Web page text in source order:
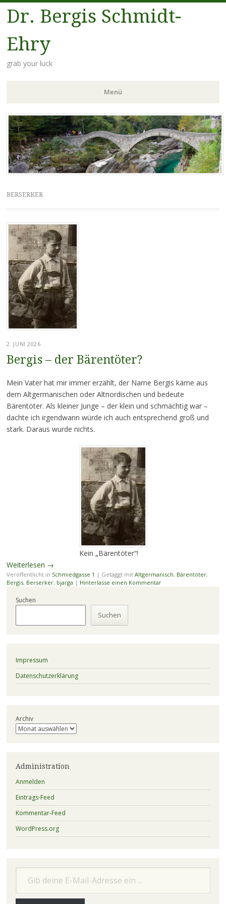
Dr. Bergis Schmidt-
Ehry
grab your luck
Menü
Zum
Inhalt
springen
BERSERKER
2. JUNI 2026
Bergis – der Bärentöter?
Mein Vater hat mir immer erzählt, der Name Bergis käme aus
dem Altgermanischen oder Altnordischen und bedeute
Bärentöter. Als kleiner Junge – der klein und schmächtig war –
dachte ich irgendwann würde ich auch entsprechend groß und
stark. Daraus wurde nichts.
Kein „Bärentöter“!
Weiterlesen →
Veröffentlicht in Schmiedgasse 1 | Getaggt mit Altgermanisch, Bärentöter,
Bergis, Berserker, bjarga | Hinterlasse einen Kommentar
Suchen
Suchen
Impressum
Datenschutzerklärung
Archiv
Administration
Anmelden
Eintrags-Feed
Kommentar-Feed
WordPress.org